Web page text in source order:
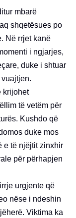
mbarë
shqetësues po
Në rrjet kanë
i ngjarjes,
duke i shtuar
krijohet
të vetëm për
Kushdo që
duke mos
e të njëjtit zinxhir
për përhapjen
urgjente që
nëse i ndeshin
Viktima ka